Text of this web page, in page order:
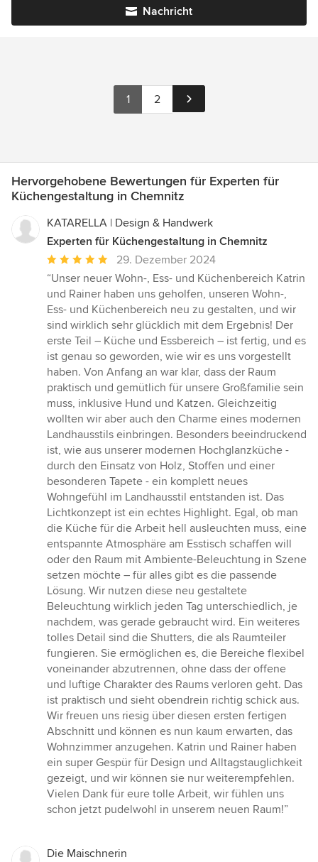
Nachricht
1 2
Hervorgehobene Bewertungen für Experten für
Küchengestaltung in Chemnitz
KATARELLA | Design & Handwerk
Experten für Küchengestaltung in Chemnitz
Durchschnittliche
Bewertung:
5
von
5
Sternen
29. Dezember 2024
“Unser neuer Wohn-, Ess- und Küchenbereich Katrin
und Rainer haben uns geholfen, unseren Wohn-,
Ess- und Küchenbereich neu zu gestalten, und wir
sind wirklich sehr glücklich mit dem Ergebnis! Der
erste Teil – Küche und Essbereich – ist fertig, und es
ist genau so geworden, wie wir es uns vorgestellt
haben. Von Anfang an war klar, dass der Raum
praktisch und gemütlich für unsere Großfamilie sein
muss, inklusive Hund und Katzen. Gleichzeitig
wollten wir aber auch den Charme eines modernen
Landhausstils einbringen. Besonders beeindruckend
ist, wie aus unserer modernen Hochglanzküche -
durch den Einsatz von Holz, Stoffen und einer
besonderen Tapete - ein komplett neues
Wohngefühl im Landhausstil entstanden ist. Das
Lichtkonzept ist ein echtes Highlight. Egal, ob man
die Küche für die Arbeit hell ausleuchten muss, eine
entspannte Atmosphäre am Esstisch schaffen will
oder den Raum mit Ambiente-Beleuchtung in Szene
setzen möchte – für alles gibt es die passende
Lösung. Wir nutzen diese neu gestaltete
Beleuchtung wirklich jeden Tag unterschiedlich, je
nachdem, was gerade gebraucht wird. Ein weiteres
tolles Detail sind die Shutters, die als Raumteiler
fungieren. Sie ermöglichen es, die Bereiche flexibel
voneinander abzutrennen, ohne dass der offene
und luftige Charakter des Raums verloren geht. Das
ist praktisch und sieht obendrein richtig schick aus.
Wir freuen uns riesig über diesen ersten fertigen
Abschnitt und können es nun kaum erwarten, das
Wohnzimmer anzugehen. Katrin und Rainer haben
ein super Gespür für Design und Alltagstauglichkeit
gezeigt, und wir können sie nur weiterempfehlen.
Vielen Dank für eure tolle Arbeit, wir fühlen uns
schon jetzt pudelwohl in unserem neuen Raum!”
Die Maischnerin